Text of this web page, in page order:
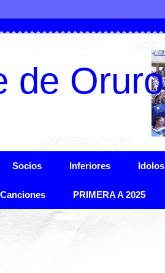
de Oruro
Socios Inferiores Idolos
Canciones PRIMERA A 2025